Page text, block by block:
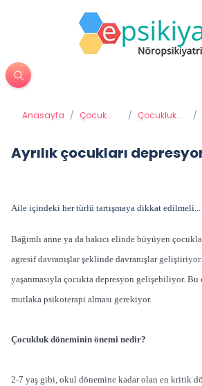
Anasayfa / Çocuk
/ Çocukluk
/
Ayrılık çocukları
Aile içindeki her türlü tartışmaya dikkat edilmeli...
Bağımlı anne ya da bakıcı elinde büyüyen
agresif davranışlar şeklinde davranışlar
yaşanmasıyla çocukta depresyon gelişebiliyor. Bu
mutlaka psikoterapi alması gerekiyor.
Çocukluk döneminin önemi nedir?
2-7 yaş gibi, okul dönemine kadar olan en kritik